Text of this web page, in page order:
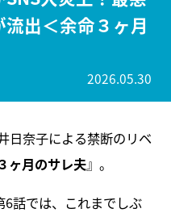
出＜余命３ヶ月
2026.05.30
日奈子による禁断のリベ
ヶ月のサレ夫』。
話では、これまでしぶ